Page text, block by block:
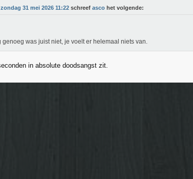
zondag 31 mei 2026 11:22 schreef asco het volgende:
genoeg was juist niet, je voelt er helemaal niets van.
in absolute doodsangst zit.